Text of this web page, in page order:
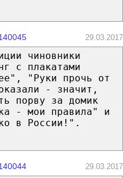
29.03.2017
чиновники
с плакатами
"Руки прочь от
- значит,
порву за домик
- мои правила" и
в России!".
29.03.2017